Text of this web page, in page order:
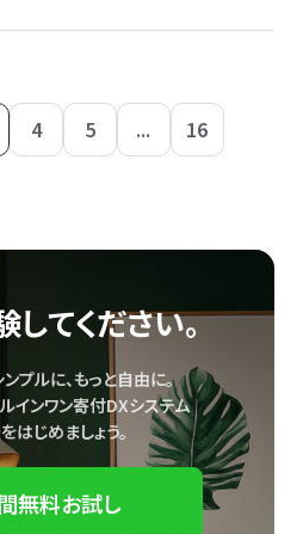
4 5 ... 16
てください。
プルに、もっと自由に。
インワン寄付DXシステム
はじめましょう。
無料お試し